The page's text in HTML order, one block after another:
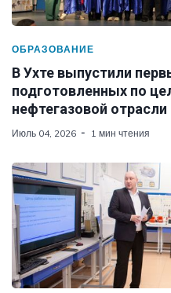
ОБРАЗОВАНИЕ
В Ухте выпустили
подготовленных по
нефтегазовой отрасли
Июль 04, 2026 1 мин чтения